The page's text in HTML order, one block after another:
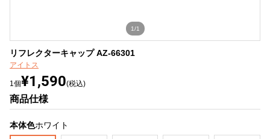
1/1
リフレクターキャップ AZ-66301
アイトス
1個¥1,590(税込)
商品仕様
本体色ホワイト